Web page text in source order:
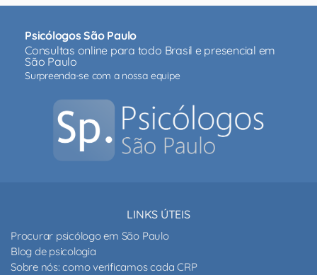
Psicólogos São Paulo
Consultas online para todo Brasil e presencial em
São Paulo
Surpreenda-se com a nossa equipe
LINKS ÚTEIS
Procurar psicólogo em São Paulo
Blog de psicologia
Sobre nós: como verificamos cada CRP